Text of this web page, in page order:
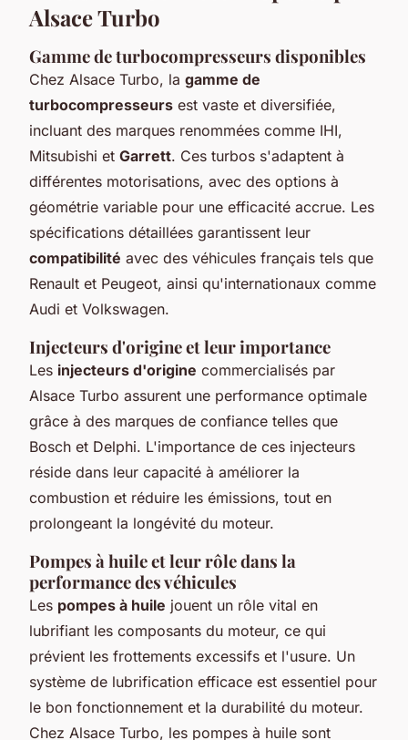
Alsace Turbo
Gamme de turbocompresseurs disponibles
Chez Alsace Turbo, la gamme de
turbocompresseurs est vaste et diversifiée,
incluant des marques renommées comme IHI,
Mitsubishi et Garrett. Ces turbos s'adaptent à
différentes motorisations, avec des options à
géométrie variable pour une efficacité accrue. Les
spécifications détaillées garantissent leur
compatibilité avec des véhicules français tels que
Renault et Peugeot, ainsi qu'internationaux comme
Audi et Volkswagen.
Injecteurs d'origine et leur importance
Les injecteurs d'origine commercialisés par
Alsace Turbo assurent une performance optimale
grâce à des marques de confiance telles que
Bosch et Delphi. L'importance de ces injecteurs
réside dans leur capacité à améliorer la
combustion et réduire les émissions, tout en
prolongeant la longévité du moteur.
Pompes à huile et leur rôle dans la
performance des véhicules
Les pompes à huile jouent un rôle vital en
lubrifiant les composants du moteur, ce qui
prévient les frottements excessifs et l'usure. Un
système de lubrification efficace est essentiel pour
le bon fonctionnement et la durabilité du moteur.
Chez Alsace Turbo, les pompes à huile sont